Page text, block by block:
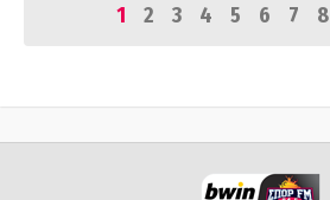
1
2 3 4 5 6 7 8